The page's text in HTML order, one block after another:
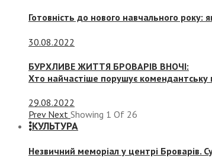
Готовність до нового навчального
30.08.2022
БУРХЛИВЕ ЖИТТЯ БРОВАРІВ ВНОЧІ:
Хто найчастіше порушує комендантську
29.08.2022
Prev Next Showing 1 Of 26
КУЛЬТУРА
Незвичний меморіал у центрі Броварів.